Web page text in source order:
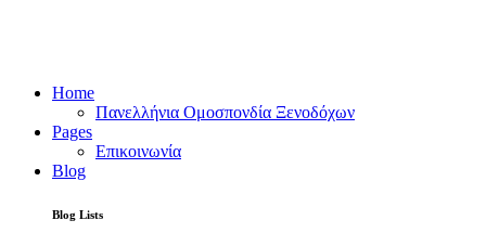
Home
Πανελλήνια Ομοσπονδία Ξενοδόχων
Pages
Επικοινωνία
Blog
Blog Lists